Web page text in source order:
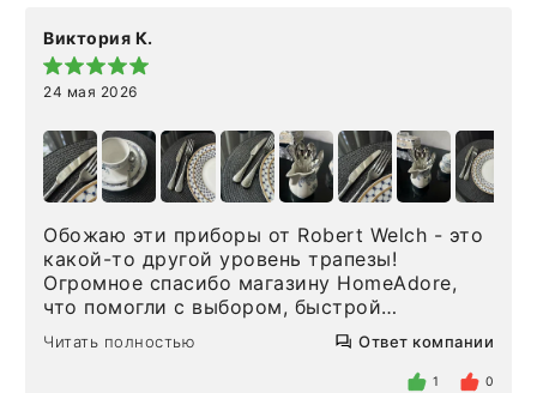
Виктория К.
24 мая 2026
Обожаю эти приборы от Robert Welch - это
какой-то другой уровень трапезы!
Огромное спасибо магазину HomeAdore,
что помогли с выбором, быстрой
доставкой и высоким сервисом. Один раз
была здесь лично, забирала чайные ложки,
внутри очень много антикварной посуды,
Читать полностью Ответ компании
1 0